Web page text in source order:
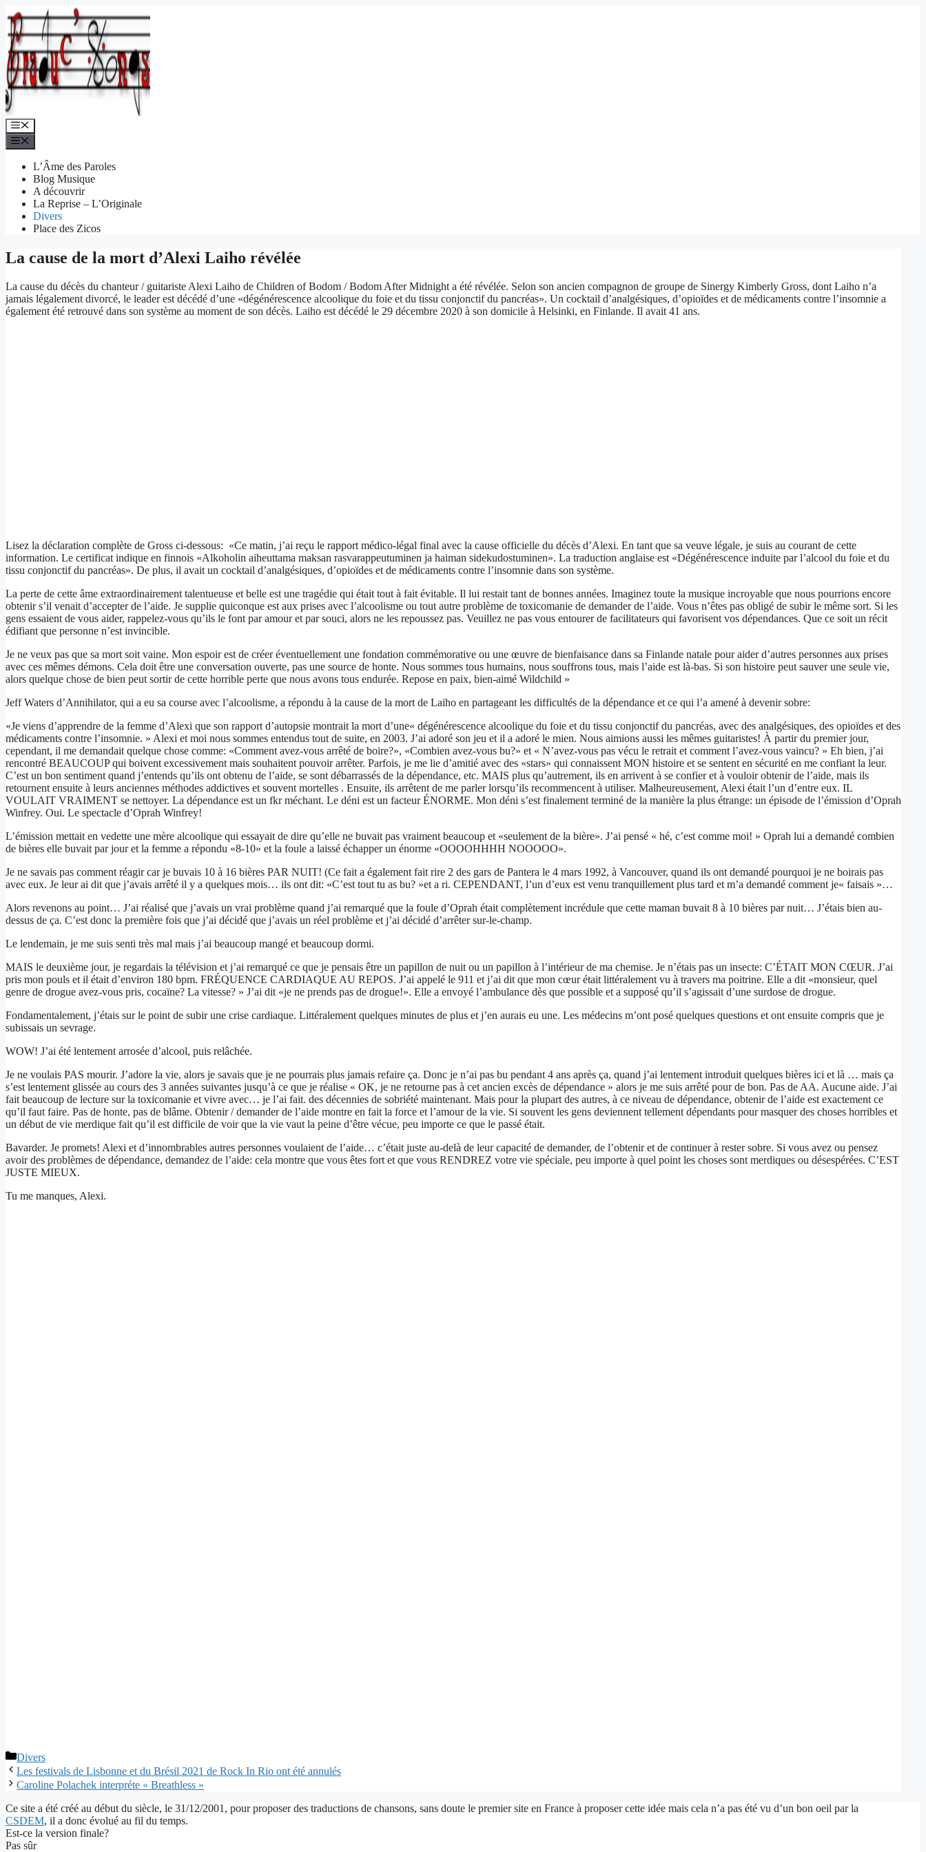
Aller
au
contenu
Menu
L’Âme des Paroles
Blog Musique
A découvrir
La Reprise – L’Originale
Divers
Place des Zicos
La cause de la mort d’Alexi Laiho révélée
La cause du décès du chanteur / guitariste Alexi Laiho de Children of Bodom / Bodom After Midnight a été révélée. Selon son ancien compagnon de groupe de Sinergy Kimberly Gross, dont Laiho n’a
jamais légalement divorcé, le leader est décédé d’une «dégénérescence alcoolique du foie et du tissu conjonctif du pancréas». Un cocktail d’analgésiques, d’opioïdes et de médicaments contre l’insomnie a
également été retrouvé dans son système au moment de son décès. Laiho est décédé le 29 décembre 2020 à son domicile à Helsinki, en Finlande. Il avait 41 ans.
Lisez la déclaration complète de Gross ci-dessous: «Ce matin, j’ai reçu le rapport médico-légal final avec la cause officielle du décès d’Alexi. En tant que sa veuve légale, je suis au courant de cette
information. Le certificat indique en finnois «Alkoholin aiheuttama maksan rasvarappeutuminen ja haiman sidekudostuminen». La traduction anglaise est «Dégénérescence induite par l’alcool du foie et du
tissu conjonctif du pancréas». De plus, il avait un cocktail d’analgésiques, d’opioïdes et de médicaments contre l’insomnie dans son système.
La perte de cette âme extraordinairement talentueuse et belle est une tragédie qui était tout à fait évitable. Il lui restait tant de bonnes années. Imaginez toute la musique incroyable que nous pourrions encore
obtenir s’il venait d’accepter de l’aide. Je supplie quiconque est aux prises avec l’alcoolisme ou tout autre problème de toxicomanie de demander de l’aide. Vous n’êtes pas obligé de subir le même sort. Si les
gens essaient de vous aider, rappelez-vous qu’ils le font par amour et par souci, alors ne les repoussez pas. Veuillez ne pas vous entourer de facilitateurs qui favorisent vos dépendances. Que ce soit un récit
édifiant que personne n’est invincible.
Je ne veux pas que sa mort soit vaine. Mon espoir est de créer éventuellement une fondation commémorative ou une œuvre de bienfaisance dans sa Finlande natale pour aider d’autres personnes aux prises
avec ces mêmes démons. Cela doit être une conversation ouverte, pas une source de honte. Nous sommes tous humains, nous souffrons tous, mais l’aide est là-bas. Si son histoire peut sauver une seule vie,
alors quelque chose de bien peut sortir de cette horrible perte que nous avons tous endurée. Repose en paix, bien-aimé Wildchild »
Jeff Waters d’Annihilator, qui a eu sa course avec l’alcoolisme, a répondu à la cause de la mort de Laiho en partageant les difficultés de la dépendance et ce qui l’a amené à devenir sobre:
«Je viens d’apprendre de la femme d’Alexi que son rapport d’autopsie montrait la mort d’une« dégénérescence alcoolique du foie et du tissu conjonctif du pancréas, avec des analgésiques, des opioïdes et des
médicaments contre l’insomnie. » Alexi et moi nous sommes entendus tout de suite, en 2003. J’ai adoré son jeu et il a adoré le mien. Nous aimions aussi les mêmes guitaristes! À partir du premier jour,
cependant, il me demandait quelque chose comme: «Comment avez-vous arrêté de boire?», «Combien avez-vous bu?» et « N’avez-vous pas vécu le retrait et comment l’avez-vous vaincu? » Eh bien, j’ai
rencontré BEAUCOUP qui boivent excessivement mais souhaitent pouvoir arrêter. Parfois, je me lie d’amitié avec des «stars» qui connaissent MON histoire et se sentent en sécurité en me confiant la leur.
C’est un bon sentiment quand j’entends qu’ils ont obtenu de l’aide, se sont débarrassés de la dépendance, etc. MAIS plus qu’autrement, ils en arrivent à se confier et à vouloir obtenir de l’aide, mais ils
retournent ensuite à leurs anciennes méthodes addictives et souvent mortelles . Ensuite, ils arrêtent de me parler lorsqu’ils recommencent à utiliser. Malheureusement, Alexi était l’un d’entre eux. IL
VOULAIT VRAIMENT se nettoyer. La dépendance est un fkr méchant. Le déni est un facteur ÉNORME. Mon déni s’est finalement terminé de la manière la plus étrange: un épisode de l’émission d’Oprah
Winfrey. Oui. Le spectacle d’Oprah Winfrey!
L’émission mettait en vedette une mère alcoolique qui essayait de dire qu’elle ne buvait pas vraiment beaucoup et «seulement de la bière». J’ai pensé « hé, c’est comme moi! » Oprah lui a demandé combien
de bières elle buvait par jour et la femme a répondu «8-10» et la foule a laissé échapper un énorme «OOOOHHHH NOOOOO».
Je ne savais pas comment réagir car je buvais 10 à 16 bières PAR NUIT! (Ce fait a également fait rire 2 des gars de Pantera le 4 mars 1992, à Vancouver, quand ils ont demandé pourquoi je ne boirais pas
avec eux. Je leur ai dit que j’avais arrêté il y a quelques mois… ils ont dit: «C’est tout tu as bu? »et a ri. CEPENDANT, l’un d’eux est venu tranquillement plus tard et m’a demandé comment je« faisais »…
Alors revenons au point… J’ai réalisé que j’avais un vrai problème quand j’ai remarqué que la foule d’Oprah était complètement incrédule que cette maman buvait 8 à 10 bières par nuit… J’étais bien au-
dessus de ça. C’est donc la première fois que j’ai décidé que j’avais un réel problème et j’ai décidé d’arrêter sur-le-champ.
Le lendemain, je me suis senti très mal mais j’ai beaucoup mangé et beaucoup dormi.
MAIS le deuxième jour, je regardais la télévision et j’ai remarqué ce que je pensais être un papillon de nuit ou un papillon à l’intérieur de ma chemise. Je n’étais pas un insecte: C’ÉTAIT MON CŒUR. J’ai
pris mon pouls et il était d’environ 180 bpm. FRÉQUENCE CARDIAQUE AU REPOS. J’ai appelé le 911 et j’ai dit que mon cœur était littéralement vu à travers ma poitrine. Elle a dit «monsieur, quel
genre de drogue avez-vous pris, cocaïne? La vitesse? » J’ai dit «je ne prends pas de drogue!». Elle a envoyé l’ambulance dès que possible et a supposé qu’il s’agissait d’une surdose de drogue.
Fondamentalement, j’étais sur le point de subir une crise cardiaque. Littéralement quelques minutes de plus et j’en aurais eu une. Les médecins m’ont posé quelques questions et ont ensuite compris que je
subissais un sevrage.
WOW! J’ai été lentement arrosée d’alcool, puis relâchée.
Je ne voulais PAS mourir. J’adore la vie, alors je savais que je ne pourrais plus jamais refaire ça. Donc je n’ai pas bu pendant 4 ans après ça, quand j’ai lentement introduit quelques bières ici et là … mais ça
s’est lentement glissée au cours des 3 années suivantes jusqu’à ce que je réalise « OK, je ne retourne pas à cet ancien excès de dépendance » alors je me suis arrêté pour de bon. Pas de AA. Aucune aide. J’ai
fait beaucoup de lecture sur la toxicomanie et vivre avec… je l’ai fait. des décennies de sobriété maintenant. Mais pour la plupart des autres, à ce niveau de dépendance, obtenir de l’aide est exactement ce
qu’il faut faire. Pas de honte, pas de blâme. Obtenir / demander de l’aide montre en fait la force et l’amour de la vie. Si souvent les gens deviennent tellement dépendants pour masquer des choses horribles et
un début de vie merdique fait qu’il est difficile de voir que la vie vaut la peine d’être vécue, peu importe ce que le passé était.
Bavarder. Je promets! Alexi et d’innombrables autres personnes voulaient de l’aide… c’était juste au-delà de leur capacité de demander, de l’obtenir et de continuer à rester sobre. Si vous avez ou pensez
avoir des problèmes de dépendance, demandez de l’aide: cela montre que vous êtes fort et que vous RENDREZ votre vie spéciale, peu importe à quel point les choses sont merdiques ou désespérées. C’EST
JUSTE MIEUX.
Tu me manques, Alexi.
Catégories
Divers
Les festivals de Lisbonne et du Brésil 2021 de Rock In Rio ont été annulés
Caroline Polachek interpréte « Breathless »
Ce site a été créé au début du siècle, le 31/12/2001, pour proposer des traductions de chansons, sans doute le premier site en France à proposer cette idée mais cela n’a pas été vu d’un bon oeil par la
CSDEM, il a donc évolué au fil du temps.
Est-ce la version finale?
Pas sûr